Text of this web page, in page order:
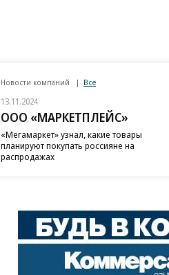
Новости компаний Все
13.11.2024
ООО «МАРКЕТПЛЕЙС»
«Мегамаркет» узнал, какие товары
планируют покупать россияне на
распродажах